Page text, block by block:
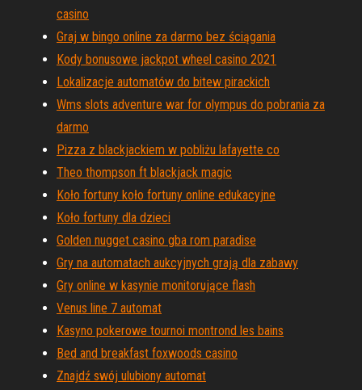
casino
Graj w bingo online za darmo bez ściągania
Kody bonusowe jackpot wheel casino 2021
Lokalizacje automatów do bitew pirackich
Wms slots adventure war for olympus do pobrania za
darmo
Pizza z blackjackiem w pobliżu lafayette co
Theo thompson ft blackjack magic
Koło fortuny koło fortuny online edukacyjne
Koło fortuny dla dzieci
Golden nugget casino gba rom paradise
Gry na automatach aukcyjnych grają dla zabawy
Gry online w kasynie monitorujące flash
Venus line 7 automat
Kasyno pokerowe tournoi montrond les bains
Bed and breakfast foxwoods casino
Znajdź swój ulubiony automat